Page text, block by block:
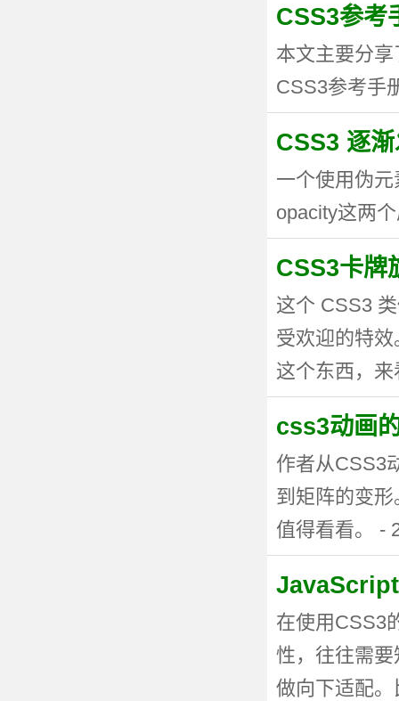
CSS3参考
本文主要分
CSS3参考手
CSS3 逐
一个使用伪
opacity这两
CSS3卡牌
这个 CSS3
受欢迎的特
这个东西，
css3动画
作者从CSS3
到矩阵的变
值得看看。 -
JavaScript
在使用CSS3
性，往往需
做向下适配